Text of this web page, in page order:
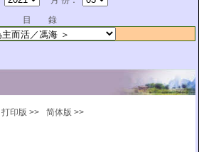
目 錄
打印版 >> 简体版 >>